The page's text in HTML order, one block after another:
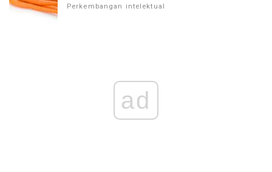
Perkembangan intelektual
ad